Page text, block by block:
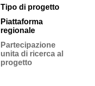
Tipo di progetto
Piattaforma
regionale
Partecipazione
unita di ricerca al
progetto